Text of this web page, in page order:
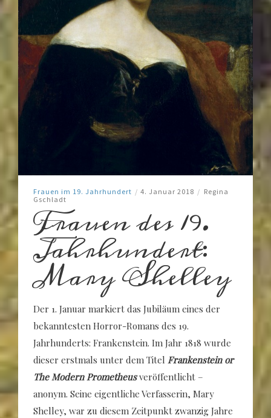
Frauen im 19. Jahrhundert / 4. Januar 2018 / Regina
Gschladt
Frauen des 19.
Jahrhundert:
Mary Shelley
Der 1. Januar markiert das Jubiläum eines der
bekanntesten Horror-Romans des 19.
Jahrhunderts: Frankenstein. Im Jahr 1818 wurde
dieser erstmals unter dem Titel Frankenstein or
The Modern Prometheusveröffentlicht –
anonym. Seine eigentliche Verfasserin, Mary
Shelley, war zu diesem Zeitpunkt zwanzig Jahre